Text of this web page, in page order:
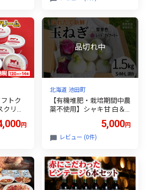
トク
リー
ソフト
国産
円
北海道 池田町
【有機堆肥・栽培期間中農
薬不使用】シャキ甘 白＆
ラダ用 北海道産 十勝 池田
町 ゆうゆう農園（たまね
5,000円
レビュー (0件)